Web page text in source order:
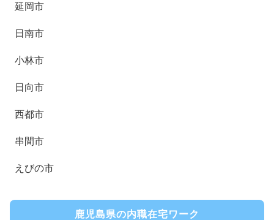
延岡市
日南市
小林市
日向市
西都市
串間市
えびの市
鹿児島県の内職在宅ワーク